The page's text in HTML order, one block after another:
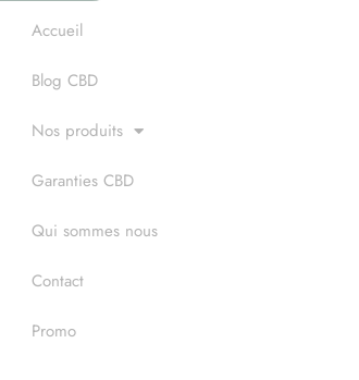
Accueil
Blog CBD
Nos produits
Garanties CBD
Qui sommes nous
Contact
Promo